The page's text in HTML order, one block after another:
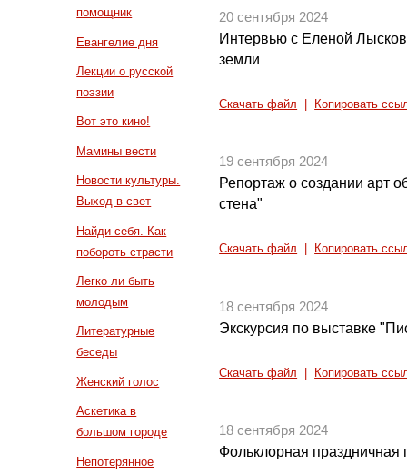
помощник
Евангелие дня
Лекции о русской
поэзии
Вот это кино!
Мамины вести
Новости культуры.
Выход в свет
Найди себя. Как
побороть страсти
Легко ли быть
молодым
Литературные
беседы
Женский голос
Аскетика в
большом городе
Непотерянное
20 сентября 2024
Интервью с Еленой
земли
Скачать файл Копировать
19 сентября 2024
Репортаж о создании арт
стена"
Скачать файл Копировать
18 сентября 2024
Экскурсия по выставке
Скачать файл Копировать
18 сентября 2024
Фольклорная